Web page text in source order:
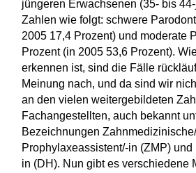
jüngeren Erwachsenen (35- bis
Zahlen wie folgt: schwere
2005 17,4 Prozent) und moderate
Prozent (in 2005 53,6 Prozent).
erkennen ist, sind die Fälle
Meinung nach, und da sind wir
an den vielen weitergebildeten
Fachangestellten, auch bekannt
Bezeichnungen
Prophylaxeassistent/-in (ZMP)
in (DH). Nun gibt es verschiedene